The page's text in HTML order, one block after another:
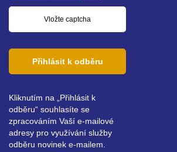
Přihlásit k odběru
Kliknutím na „Přihlásit k
odběru“ souhlasíte se
zpracováním Vaší e-mailové
adresy pro využívání služby
odběru novinek e-mailem.